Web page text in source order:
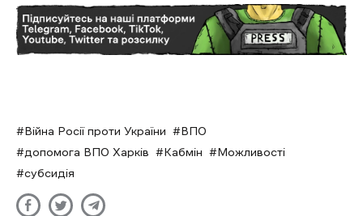
Війна Росії проти України
ВПО
допомога ВПО Харків
Кабмін
Можливості
субсидія